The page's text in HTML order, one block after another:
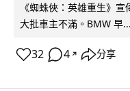
《蜘蛛俠：英雄重生》
大批車主不滿。BMW 早...
32 4 ↗ 分享